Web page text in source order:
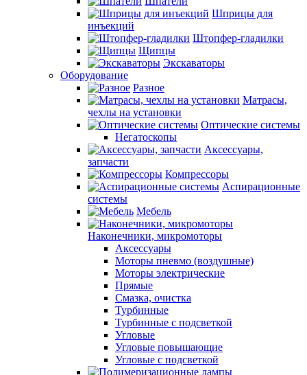
Шприцы для
инъекций
Штопфер-гладилки
Щипцы
Экскаваторы
Оборудование
Разное
Матрасы,
чехлы на установки
Оптические системы
Негатоскопы
Аксессуары,
запчасти
Компрессоры
Аспирационные
системы
Мебель
Наконечники, микромоторы
Аксессуары
Моторы пневмо (воздушные)
Моторы электрические
Прямые
Смазка, очистка
Турбинные
Турбинные с подсветкой
Угловые
Угловые повышающие
Угловые с подсветкой